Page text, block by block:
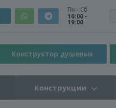
Пн - Сб
10:00 -
19:00
Конструктор душевых
Конструкции